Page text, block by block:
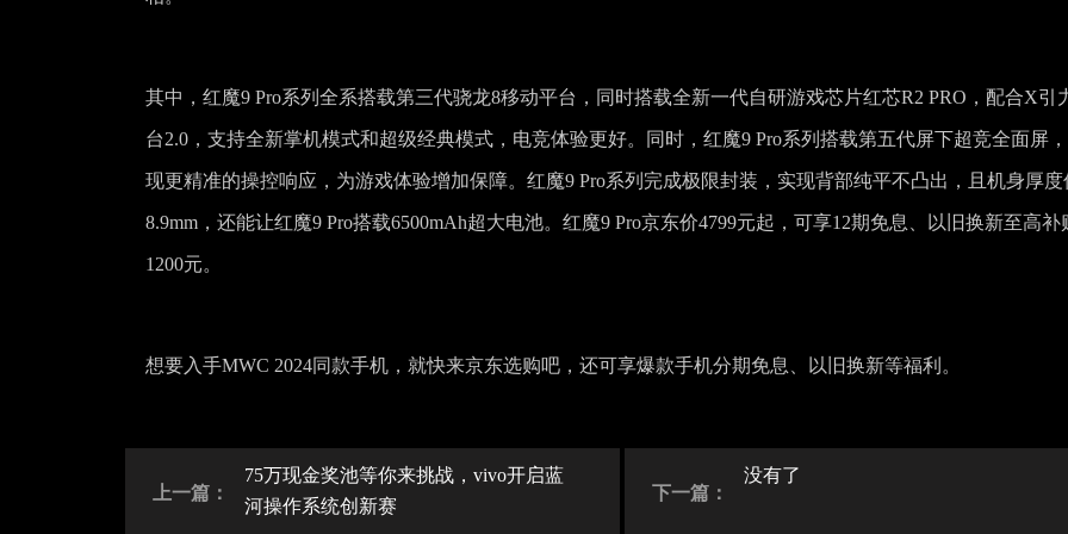
其中，红魔9 Pro系列全系搭载第三代骁龙8移动平台，同时搭载全新一代自研游戏芯片红芯R2 PRO，配合X引
台2.0，支持全新掌机模式和超级经典模式，电竞体验更好。同时，红魔9 Pro系列搭载第五代屏下超竞全面屏
现更精准的操控响应，为游戏体验增加保障。红魔9 Pro系列完成极限封装，实现背部纯平不凸出，且机身厚度
8.9mm，还能让红魔9 Pro搭载6500mAh超大电池。红魔9 Pro京东价4799元起，可享12期免息、以旧换新至高补
1200元。
想要入手MWC 2024同款手机，就快来京东选购吧，还可享爆款手机分期免息、以旧换新等福利。
上一篇：
75万现金奖池等你来挑战，vivo开启蓝
河操作系统创新赛
下一篇：
没有了